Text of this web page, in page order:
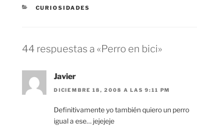
CATEGORÍAS
CURIOSIDADES
44 respuestas a «Perro en bici»
Javier
DICIEMBRE 18, 2008 A LAS 9:11 PM
Definitivamente yo también quiero un perro
igual a ese… jejejeje